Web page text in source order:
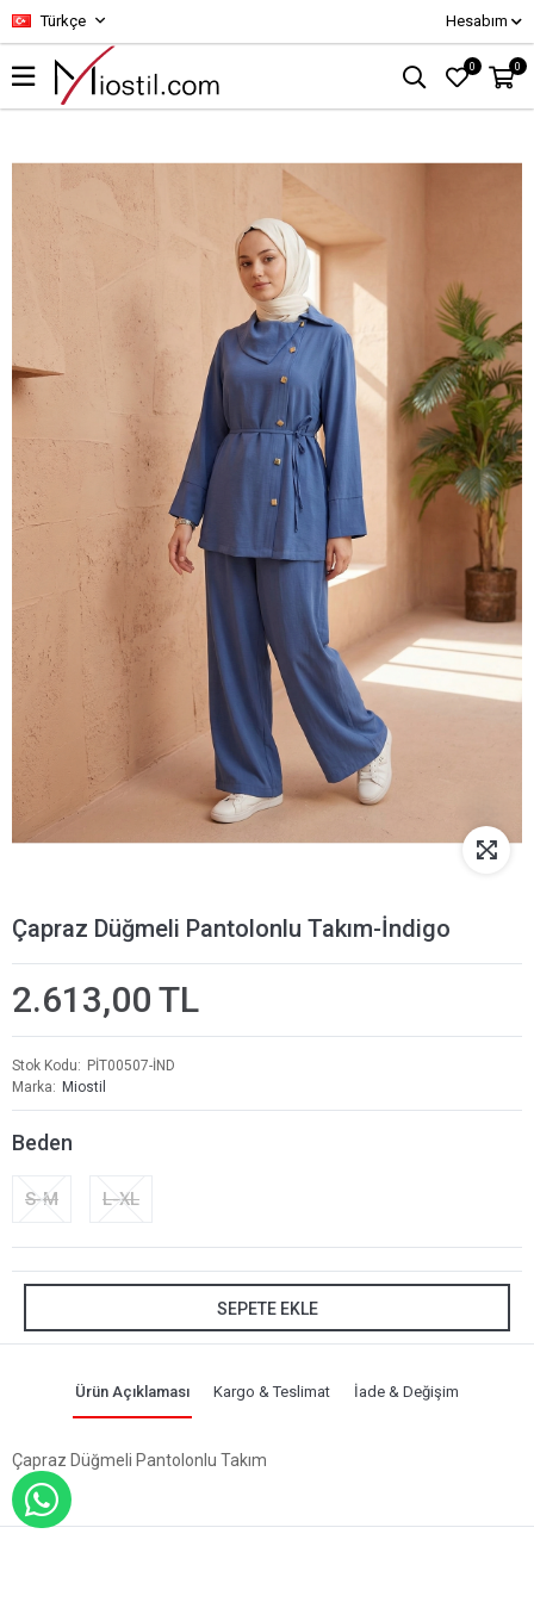
Türkçe Hesabım
0 0
Çapraz Düğmeli Pantolonlu Takım-İndigo
2.613,00 TL
Stok Kodu
PİT00507-İND
Marka
Miostil
Beden
S-M L-XL
SEPETE EKLE
Ürün Açıklaması Kargo & Teslimat İade & Değişim
Çapraz Düğmeli Pantolonlu Takım